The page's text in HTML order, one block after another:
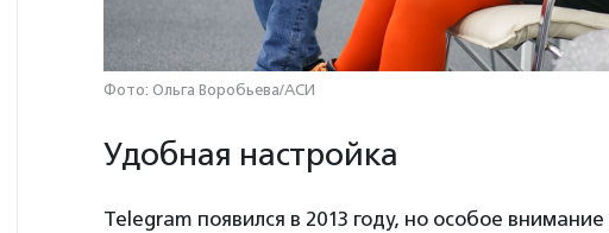
Фото: Ольга Воробьева/АСИ
Удобная настройка
Telegram появился в 2013 году, но особое внимание